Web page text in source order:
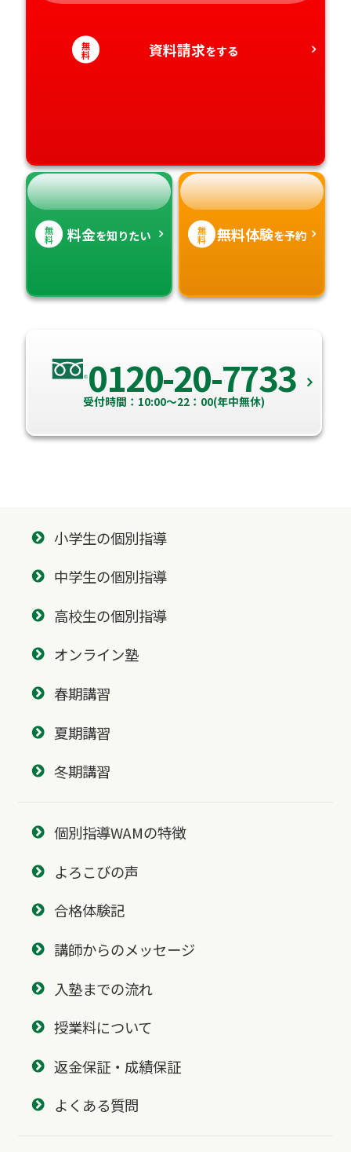
無
料 資料請求をする
無
料 料金を知りたい 無
料 無料体験を予約
0120-20-7733
受付時間：10:00～22：00(年中無休)
小学生の個別指導
中学生の個別指導
高校生の個別指導
オンライン塾
春期講習
夏期講習
冬期講習
個別指導WAMの特徴
よろこびの声
合格体験記
講師からのメッセージ
入塾までの流れ
授業料について
返金保証・成績保証
よくある質問